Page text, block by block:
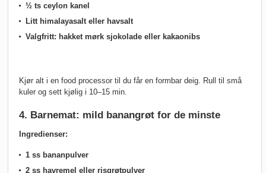
½ ts ceylon kanel
Litt himalayasalt eller havsalt
Valgfritt: hakket mørk sjokolade eller kakaonibs
Kjør alt i en food processor til du får en formbar deig. Rull til små
kuler og sett kjølig i 10–15 min.
4. Barnemat: mild banangrøt for de minste
Ingredienser:
1 ss bananpulver
2 ss havremel eller risgrøtpulver